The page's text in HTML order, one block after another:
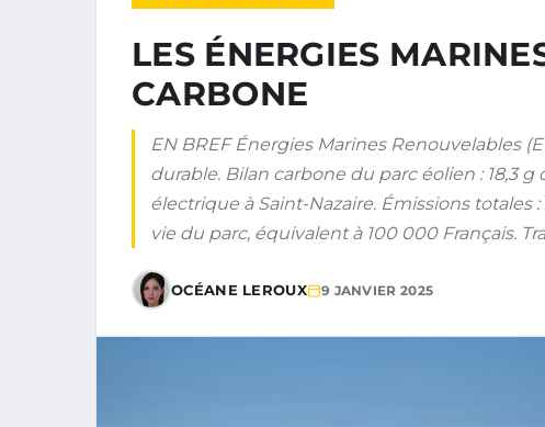
LES ÉNERGIES
CARBONE
EN BREF Énergies Marines Renouvelables
durable. Bilan carbone du parc éolien : 18,3
électrique à Saint-Nazaire. Émissions totales
vie du parc, équivalent à 100 000 Français.
OCÉANE LEROUX 9 JANVIER 2025